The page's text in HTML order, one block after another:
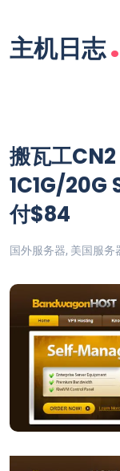
主机日志.
搬瓦工
1C1G/
付$84
国外服务器, 美国服务